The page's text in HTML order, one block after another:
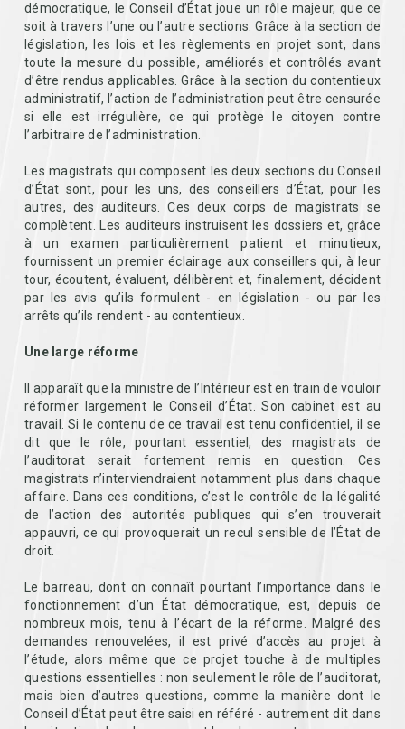
démocratique, le Conseil d’État joue un rôle majeur, que ce
soit à travers l’une ou l’autre sections. Grâce à la section de
législation, les lois et les règlements en projet sont, dans
toute la mesure du possible, améliorés et contrôlés avant
d’être rendus applicables. Grâce à la section du contentieux
administratif, l’action de l’administration peut être censurée
si elle est irrégulière, ce qui protège le citoyen contre
l’arbitraire de l’administration.
Les magistrats qui composent les deux sections du Conseil
d’État sont, pour les uns, des conseillers d’État, pour les
autres, des auditeurs. Ces deux corps de magistrats se
complètent. Les auditeurs instruisent les dossiers et, grâce
à un examen particulièrement patient et minutieux,
fournissent un premier éclairage aux conseillers qui, à leur
tour, écoutent, évaluent, délibèrent et, finalement, décident
par les avis qu’ils formulent - en législation - ou par les
arrêts qu’ils rendent - au contentieux.
Une large réforme
Il apparaît que la ministre de l’Intérieur est en train de vouloir
réformer largement le Conseil d’État. Son cabinet est au
travail. Si le contenu de ce travail est tenu confidentiel, il se
dit que le rôle, pourtant essentiel, des magistrats de
l’auditorat serait fortement remis en question. Ces
magistrats n’interviendraient notamment plus dans chaque
affaire. Dans ces conditions, c’est le contrôle de la légalité
de l’action des autorités publiques qui s’en trouverait
appauvri, ce qui provoquerait un recul sensible de l’État de
droit.
Le barreau, dont on connaît pourtant l’importance dans le
fonctionnement d’un État démocratique, est, depuis de
nombreux mois, tenu à l’écart de la réforme. Malgré des
demandes renouvelées, il est privé d’accès au projet à
l’étude, alors même que ce projet touche à de multiples
questions essentielles : non seulement le rôle de l’auditorat,
mais bien d’autres questions, comme la manière dont le
Conseil d’État peut être saisi en référé - autrement dit dans